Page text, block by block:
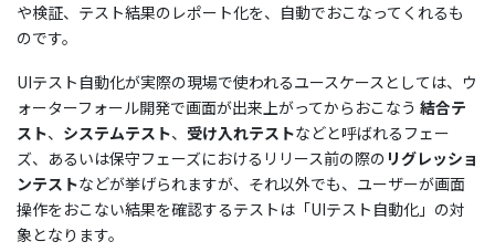
や検証、テスト結果のレポート化を、自動でおこなってくれるも
のです。
UIテスト自動化が実際の現場で使われるユースケースとしては、ウ
ォーターフォール開発で画面が出来上がってからおこなう 結合テ
スト、 システムテスト、 受け入れテストなどと呼ばれるフェー
ズ、あるいは保守フェーズにおけるリリース前の際の リグレッショ
ンテストなどが挙げられますが、それ以外でも、ユーザーが画面
操作をおこない結果を確認するテストは「UIテスト自動化」の対
象となります。